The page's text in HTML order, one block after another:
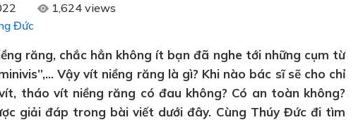
1,624 views
Đức
răng, chắc hẳn không ít bạn đã nghe tới những cụm từ
Vậy vít niềng răng là gì? Khi nào bác sĩ sẽ cho chỉ
tháo vít niềng răng có đau không? Có an toàn không?
giải đáp trong bài viết dưới đây. Cùng Thúy Đức đi tìm